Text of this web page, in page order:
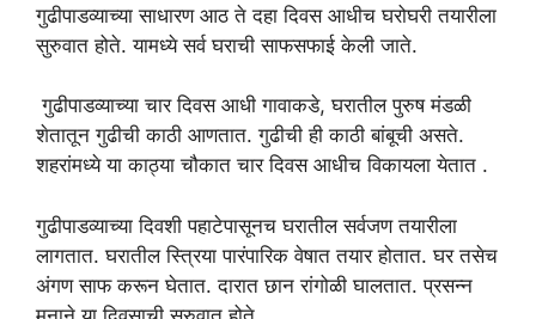
गुढीपाडव्याच्या साधारण आठ ते दहा दिवस आधीच घरोघरी तयारीला
सुरुवात होते. यामध्ये सर्व घराची साफसफाई केली जाते.
गुढीपाडव्याच्या चार दिवस आधी गावाकडे, घरातील पुरुष मंडळी
शेतातून गुढीची काठी आणतात. गुढीची ही काठी बांबूची असते.
शहरांमध्ये या काठ्या चौकात चार दिवस आधीच विकायला येतात .
गुढीपाडव्याच्या दिवशी पहाटेपासूनच घरातील सर्वजण तयारीला
लागतात. घरातील स्त्रिया पारंपारिक वेषात तयार होतात. घर तसेच
अंगण साफ करून घेतात. दारात छान रांगोळी घालतात. प्रसन्न